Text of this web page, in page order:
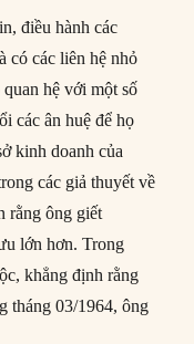
điều hành các
có các liên hệ nhỏ
hệ với một số
các ân huệ để họ
kinh doanh của
các giả thuyết về
rằng ông giết
lớn hơn. Trong
khẳng định rằng
tháng 03/1964, ông